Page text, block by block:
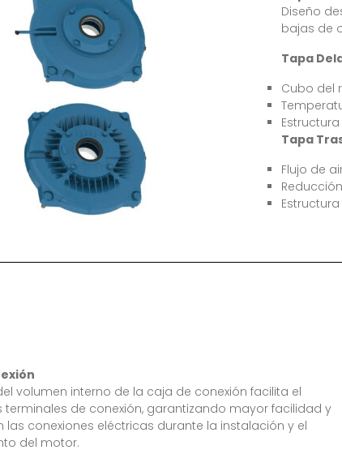
Diseño
bajas de
Tapa
Cubo del
Tapa
Flujo de
volumen interno de la caja de conexión facilita el
terminales de conexión, garantizando mayor facilidad y
las conexiones eléctricas durante la instalación y el
del motor.